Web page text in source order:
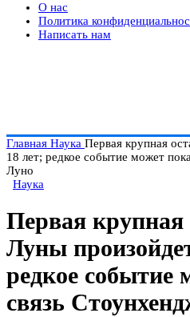
О нас
Политика
Написать нам
Главная Наука Первая крупная
18 лет; редкое событие может
Луно
Наука
Первая крупная
Луны
редкое событие
связь